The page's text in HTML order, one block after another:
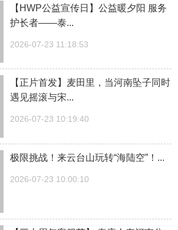
【HWP公益宣传日】公益暖夕阳 服务
护长者——泰...
2026-07-23 11:18:53
【正片首发】麦田里，当河南坠子同时
遇见摇滚与宋...
2026-07-23 10:19:40
极限挑战！来云台山玩转“海陆空”！...
2026-07-23 10:00:10